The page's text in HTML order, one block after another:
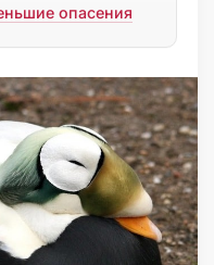
опасения